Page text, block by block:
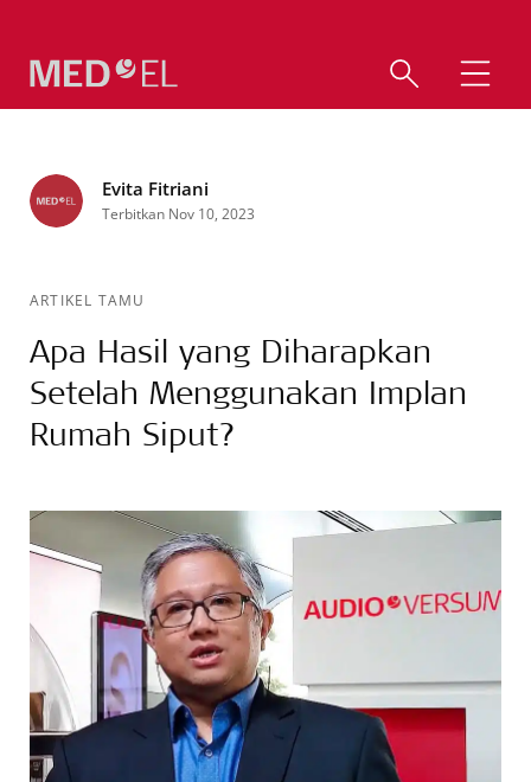
Evita Fitriani
Terbitkan Nov 10, 2023
ARTIKEL TAMU
Apa Hasil yang Diharapkan
Setelah Menggunakan Implan
Rumah Siput?